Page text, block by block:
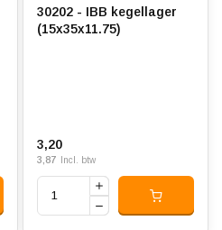
30202 - IBB kegellager
(15x35x11.75)
3,20
3,87 Incl. btw